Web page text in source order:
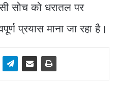
सोच को धरातल पर
प्रयास माना जा रहा है।